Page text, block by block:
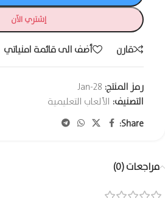
إشتري الآن
قارن أضف الى قائمة امنياتي
رمز المنتج: Jan-28
التصنيف: الألعاب التعليمية
Share:
مراجعات (0)